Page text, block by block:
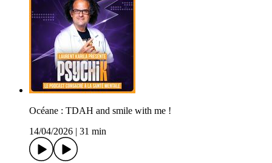
Océane : TDAH and smile with me !
14/04/2026
31 min